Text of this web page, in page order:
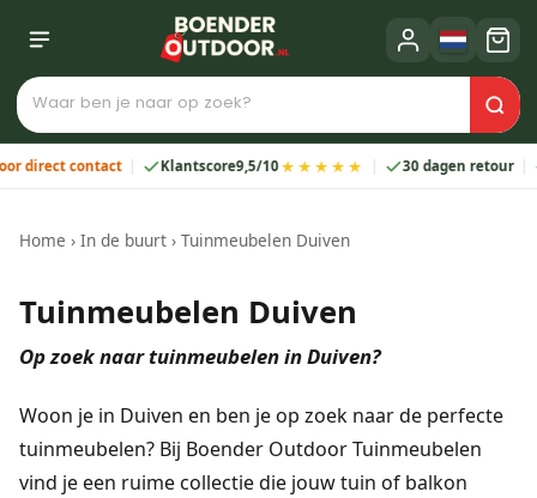
contact Klantscore9,5/10★★★★★ 30 dagen retour 2
Home › In de buurt › Tuinmeubelen Duiven
Tuinmeubelen Duiven
Op zoek naar tuinmeubelen in Duiven?
Woon je in Duiven en ben je op zoek naar de perfecte
tuinmeubelen? Bij Boender Outdoor Tuinmeubelen
vind je een ruime collectie die jouw tuin of balkon